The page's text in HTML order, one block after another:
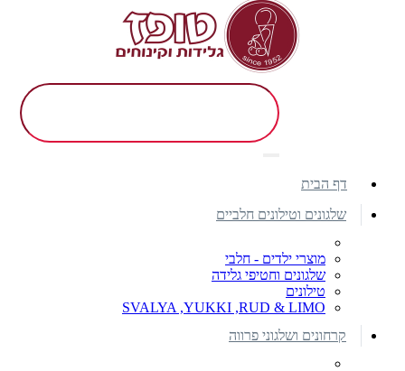
דף הבית
שלגונים וטילונים חלביים
מוצרי ילדים - חלבי
שלגונים וחטיפי גלידה
טילונים
SVALYA ,YUKKI ,RUD & LIMO
קרחונים ושלגוני פרווה